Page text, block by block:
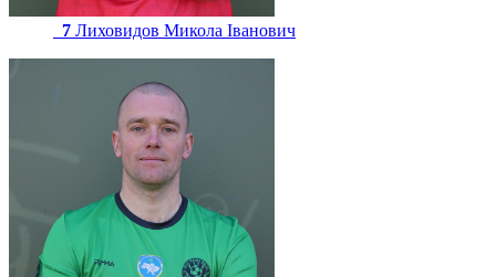
7 Лиховидов Микола Іванович